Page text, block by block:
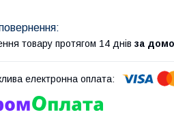
товару протягом 14 днів за